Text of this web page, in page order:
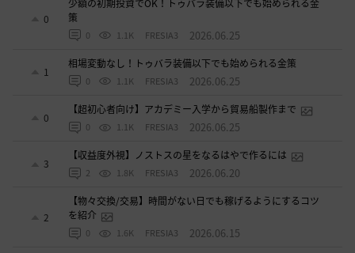
0
少額の初期投資でOK！トゥバラ装備以下でも始められる金
策
0 1.1K FRESIA3 2026.06.25
1
相場変動なし！トゥバラ装備以下でも始められる金策
0 1.1K FRESIA3 2026.06.25
0
【超初心者向け】アカデミー入学から貿易船製作まで
0 1.1K FRESIA3 2026.06.25
3
【収益度外視】ノストスの星をなるはやで作るには
2 1.8K FRESIA3 2026.06.20
2
【物々交換/交易】時間がない日でも稼げるようにするコツ
を紹介
0 1.6K FRESIA3 2026.06.15